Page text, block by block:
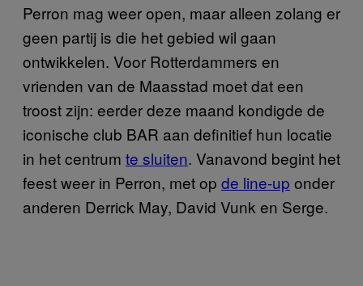
Perron mag weer open, maar alleen zolang er
geen partij is die het gebied wil gaan
ontwikkelen. Voor Rotterdammers en
vrienden van de Maasstad moet dat een
troost zijn: eerder deze maand kondigde de
iconische club BAR aan definitief hun locatie
in het centrum te sluiten. Vanavond begint het
feest weer in Perron, met op de line-up onder
anderen Derrick May, David Vunk en Serge.